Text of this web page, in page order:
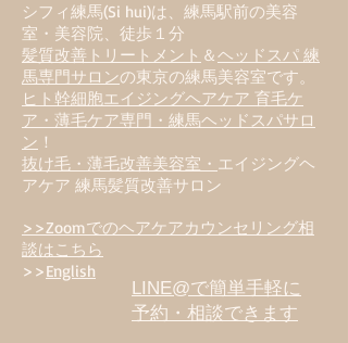
シフィ練馬(Si hui)は、 練馬駅前の美容
室・美容院、徒歩１分
髪質改善トリートメント ＆ヘッドスパ 練
馬専門サロンの東京の練馬美容室です。
ヒト幹細胞エイジングヘアケア 育毛ケ
ア・薄毛ケア専門・練馬ヘッドスパサロ
ン ！
抜け毛・薄毛改善美容室・ エイジングヘ
アケア 練馬髪質改善サロン
>>Zoomでのヘアケアカウンセリング相
談はこちら
>>English
LINE@で簡単手軽に
予約・相談できます